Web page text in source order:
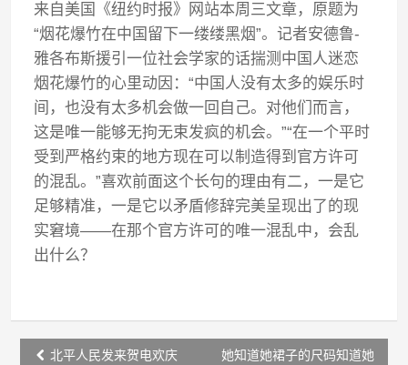
来自美国《纽约时报》网站本周三文章，原题为
“烟花爆竹在中国留下一缕缕黑烟”。记者安德鲁-
雅各布斯援引一位社会学家的话揣测中国人迷恋
烟花爆竹的心里动因：“中国人没有太多的娱乐时
间，也没有太多机会做一回自己。对他们而言，
这是唯一能够无拘无束发疯的机会。”“在一个平时
受到严格约束的地方现在可以制造得到官方许可
的混乱。”喜欢前面这个长句的理由有二，一是它
足够精准，一是它以矛盾修辞完美呈现出了的现
实窘境——在那个官方许可的唯一混乱中，会乱
出什么？
Post北平人民发来贺电欢庆
她知道她裙子的尺码知道她